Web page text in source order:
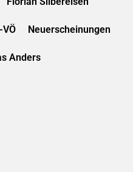
Neuerscheinungen
Anders